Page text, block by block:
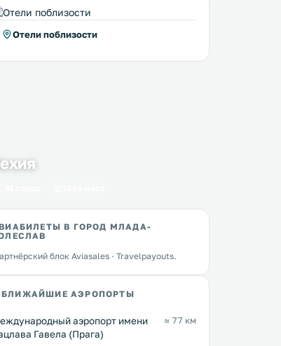
Отели поблизости
В ГОРОД МЛАДА-
блок Aviasales · Travelpayouts.
БЛИЖАЙШИЕ АЭРОПОРТЫ
аэропорт имени
Гавела (Прага)
≈ 77 км